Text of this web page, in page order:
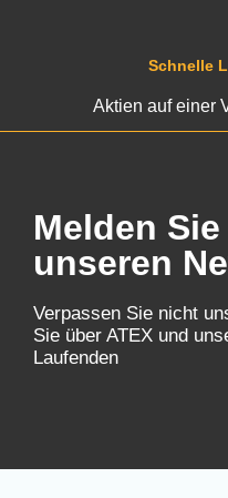
Schnelle
Aktien auf einer
Melden
unseren
Verpassen Sie nicht
Sie über ATEX und
Laufenden